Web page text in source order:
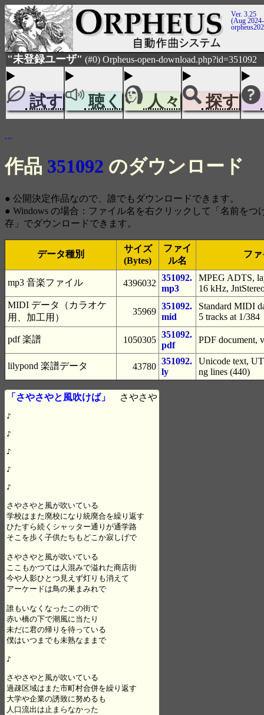
Ver. 3.25
(Aug
"未登録ユーザ" (#0) Orpheus-open-download.php?id=351092
試す 聴く 人々 探す
...
作品 351092 のダウンロード
● 公開決定作品なので、誰でもダウンロードできます。
● Windows の場合：ファイル名を右クリックして「名前をつ
存」でダウンロードできます。
データ種別
サイズ
(Bytes)
ファイ
ル名
フ
mp3 音楽ファイル 4396032
351092.
mp3
MPEG ADTS,
16 kHz,
MIDI データ（カラオケ
用、加工用）
35969
351092.
mid
Standard MIDI
5 tracks at 1/384
pdf 楽譜 1050305
351092.
pdf
PDF document,
lilypond 楽譜データ 43780
351092.
ly
Unicode text,
ng lines (440)
「さやさやと風吹けば」 さやさや
♪
♪
♪
♪
♪
さやさやと風が吹いている
学校はまた廃校になり統廃合を繰り返す
ひたすら続くシャッター通りが通学路
そこを歩く子供たちもどこか寂しげで
さやさやと風が吹いている
ここもかつては人混みで溢れた商店街
今や人影ひとつ見えず灯りも消えて
アーケードは鳥の巣まみれで
誰もいなくなったこの街で
赤い橋の下で潮風に当たり
未だに君の帰りを待っている
僕はいつまでも未熟なままで
♪
さやさやと風が吹いている
過疎区域はまた市町村合併を繰り返す
大学や企業の誘致に努めるも
人口流出は止まらなかった